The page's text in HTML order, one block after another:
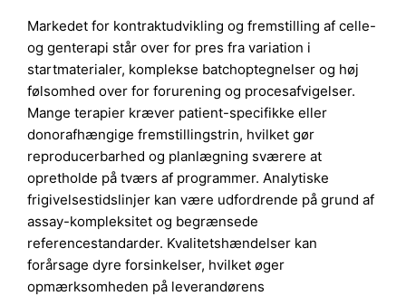
Markedet for kontraktudvikling og fremstilling af celle-
og genterapi står over for pres fra variation i
startmaterialer, komplekse batchoptegnelser og høj
følsomhed over for forurening og procesafvigelser.
Mange terapier kræver patient-specifikke eller
donorafhængige fremstillingstrin, hvilket gør
reproducerbarhed og planlægning sværere at
opretholde på tværs af programmer. Analytiske
frigivelsestidslinjer kan være udfordrende på grund af
assay-kompleksitet og begrænsede
referencestandarder. Kvalitetshændelser kan
forårsage dyre forsinkelser, hvilket øger
opmærksomheden på leverandørens